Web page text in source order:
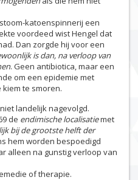
katoenspinnerij een
voordeed wist Hengel dat
Dan zorgde hij voor een
is dan, na verloop van
. Geen antibiotica, maar een
om een epidemie met
te smoren.
landelijk nagevolgd.
de endimische localisatiemet
bij de grootste helft der
hem worden bespoedigd
alleen na gunstig verloop van
of therapie.